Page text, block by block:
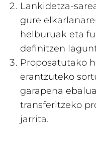
Lankidetza-
gure
helburuak eta
definitzen
Proposatutako
erantzuteko
garapena
transferitzeko
jarrita.